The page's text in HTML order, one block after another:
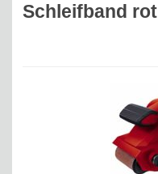
Schleifband rot